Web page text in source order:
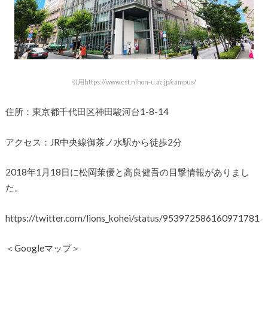
引用https://www.cst.nihon-u.ac.jp/campus/
住所：東京都千代田区神田駿河台1-8-14
アクセス：JR中央線御茶ノ水駅から徒歩2分
2018年1月18日に松岡茉優と高良健吾の目撃情報がありまし
た。
https://twitter.com/lions_kohei/status/953972586160971781
＜Googleマップ＞